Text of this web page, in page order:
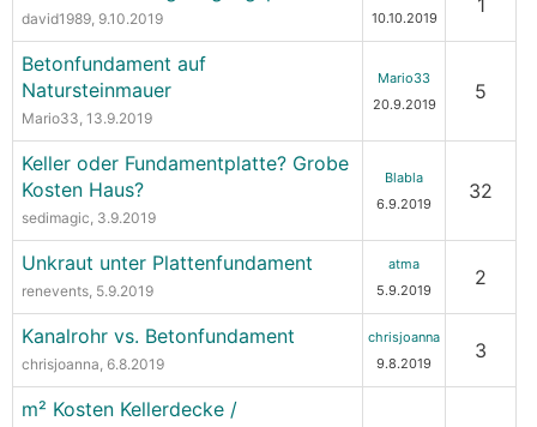
david1989, 9.10.2019
10.10.2019
1
Betonfundament auf
Natursteinmauer
Mario33, 13.9.2019
Mario33
20.9.2019
5
Keller oder Fundamentplatte? Grobe
Kosten Haus?
sedimagic, 3.9.2019
Blabla
6.9.2019
32
Unkraut unter Plattenfundament
renevents, 5.9.2019
atma
5.9.2019
2
Kanalrohr vs. Betonfundament
chrisjoanna, 6.8.2019
chrisjoanna
9.8.2019
3
m² Kosten Kellerdecke /